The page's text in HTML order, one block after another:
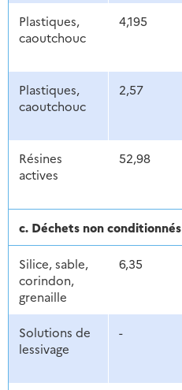
Plastiques,
caoutchouc
4,195
Plastiques,
caoutchouc
2,57
Résines
actives
52,98
c. Déchets non conditionnés
Silice, sable,
corindon,
grenaille
6,35
Solutions de
lessivage
-